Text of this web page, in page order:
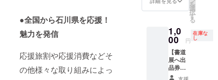
●全国から石川県を応援！
魅力を発信
応援旅割や応援消費などそ
の他様々な取り組みによっ
録して
いる名
前以外
の名前
をレク
チャー
受けた
ます。
・支援
よび
メッ
セージ
をパン
フレッ
トに掲
載致し
を
選
択
す
る
1,0
00 円
在庫な
し
【書道
展へ出
品券付
き プラ